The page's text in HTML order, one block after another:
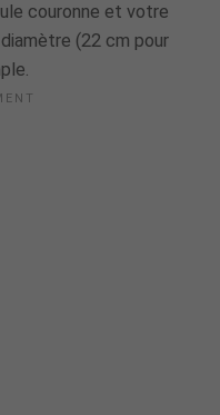
couronne et votre
(22 cm pour